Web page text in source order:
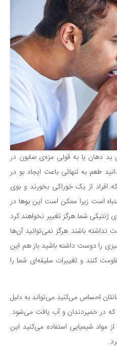
بد دهان یا به قولی مزه‌ی صابون در
طعم به تنهائی باعث ایجاد بو در
افراد از یک خوراکی بخورند و بوی
است زیرا ممکن است این بوها در
شما هرگز تغییر نخواهند کرد
نداشته باشند هرگز نمی‌توانید آن‌ها
را دوست داشته باشید باز هم این
کنند و تغییرات سلیقه‌ای شما را
احساس می‌کنید می‌تواند به دلیل
که در خمیردندان و آب یافت می‌شود.
مواد شیمیایی استفاده می‌کنید این